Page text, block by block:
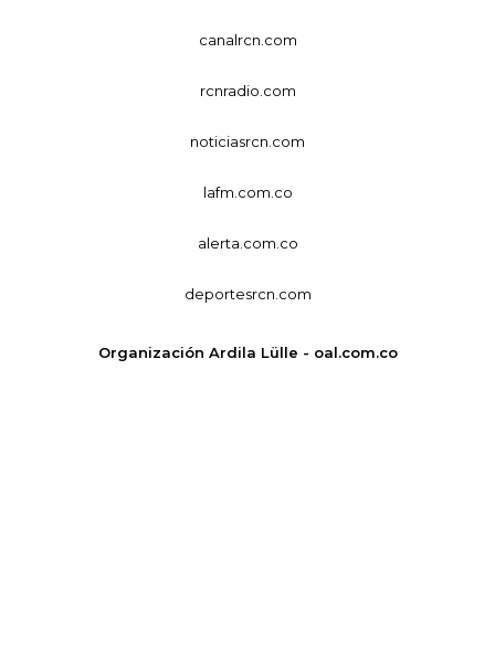
canalrcn.com
rcnradio.com
noticiasrcn.com
lafm.com.co
alerta.com.co
deportesrcn.com
Organización Ardila Lülle - oal.com.co